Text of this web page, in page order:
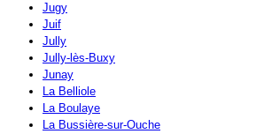
Jugy
Juif
Jully
Jully-lès-Buxy
Junay
La Belliole
La Boulaye
La Bussière-sur-Ouche